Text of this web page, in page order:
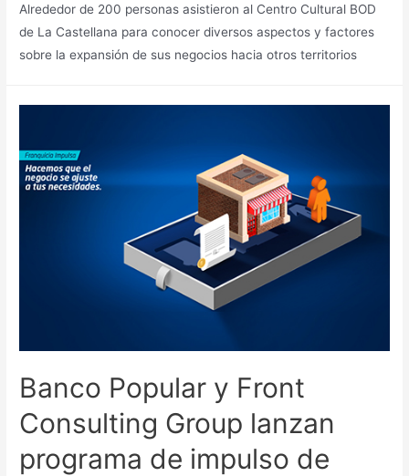
Alrededor de 200 personas asistieron al Centro Cultural BOD
de La Castellana para conocer diversos aspectos y factores
sobre la expansión de sus negocios hacia otros territorios
Banco Popular y Front
Consulting Group lanzan
programa de impulso de